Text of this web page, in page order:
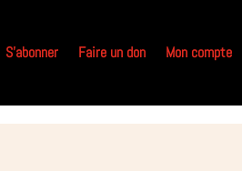
S’abonner Faire un don Mon compte